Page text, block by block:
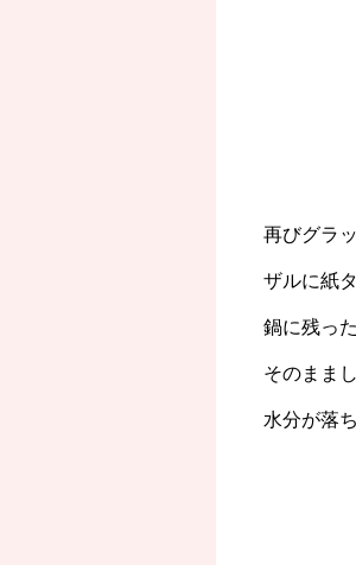
再びグラ
ザルに紙
鍋に残っ
そのまま
水分が落